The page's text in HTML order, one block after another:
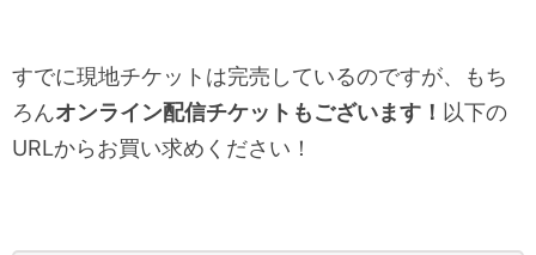
すでに現地チケットは完売しているのですが、もち
ろんオンライン配信チケットもございます！ 以下の
URLからお買い求めください！